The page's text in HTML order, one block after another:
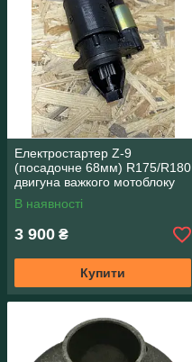
Електростартер Z-9
(посадочне 68мм) R175/R180
двигуна важкого мотоблоку
В наявності
3 900 ₴
Купити